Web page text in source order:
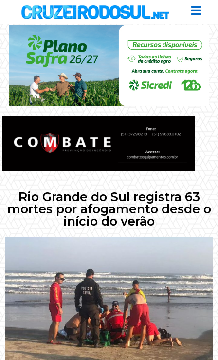
Rio Grande do Sul registra 63
mortes por afogamento desde o
início do verão